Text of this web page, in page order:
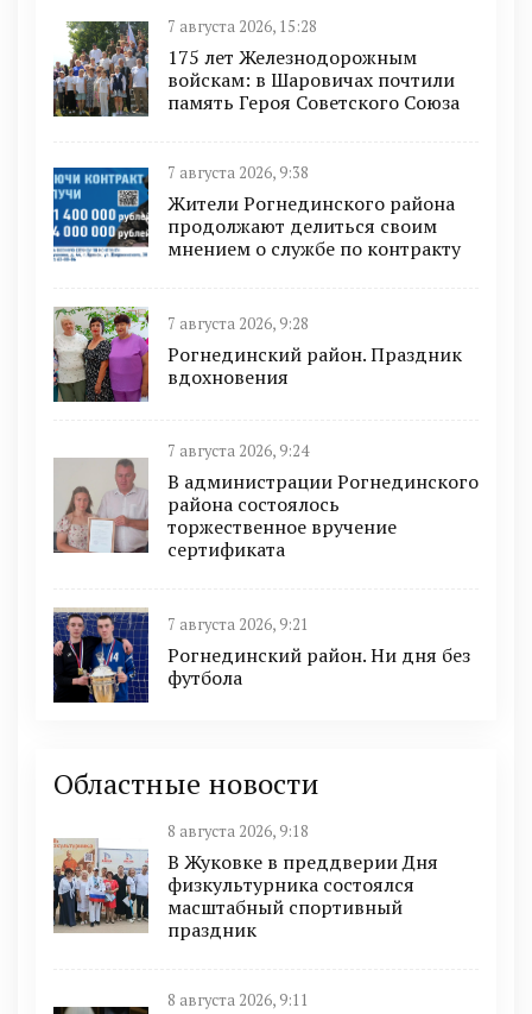
7 августа 2026, 15:28
175 лет Железнодорожным
войскам: в Шаровичах почтили
память Героя Советского Союза
7 августа 2026, 9:38
Жители Рогнединского района
продолжают делиться своим
мнением о службе по контракту
7 августа 2026, 9:28
Рогнединский район. Праздник
вдохновения
7 августа 2026, 9:24
В администрации Рогнединского
района состоялось
торжественное вручение
сертификата
7 августа 2026, 9:21
Рогнединский район. Ни дня без
футбола
Областные новости
8 августа 2026, 9:18
В Жуковке в преддверии Дня
физкультурника состоялся
масштабный спортивный
праздник
8 августа 2026, 9:11